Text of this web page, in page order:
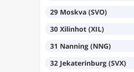
29 Moskva (SVO)
30 Xilinhot (XIL)
31 Nanning (NNG)
32 Jekaterinburg (SVX)